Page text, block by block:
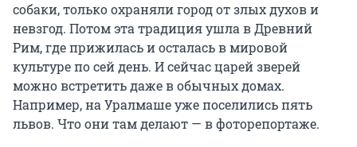
собаки, только охраняли город от злых духов и
невзгод. Потом эта традиция ушла в Древний
Рим, где прижилась и осталась в мировой
культуре по сей день. И сейчас царей зверей
можно встретить даже в обычных домах.
Например, на Уралмаше уже поселились пять
львов. Что они там делают — в фоторепортаже.